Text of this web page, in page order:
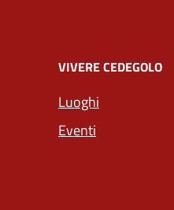
VIVERE CEDEGOLO
Luoghi
Eventi